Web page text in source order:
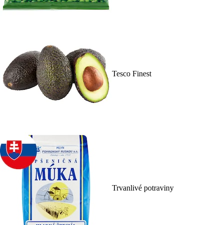
Tesco Finest
Trvanlivé potraviny